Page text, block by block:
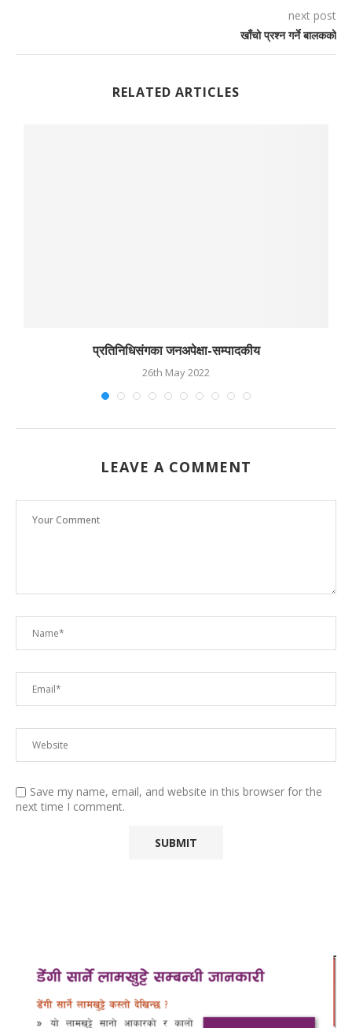
next post
खाँचो प्रश्न गर्ने बालकको
RELATED ARTICLES
प्रतिनिधिसंगका जनअपेक्षा-सम्पादकीय
26th May 2022
LEAVE A COMMENT
Save my name, email, and website in this browser for the
next time I comment.